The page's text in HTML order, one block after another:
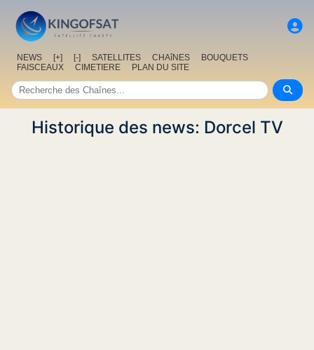
NEWS [+] [-] SATELLITES CHAîNES
BOUQUETS
FAISCEAUX
CIMETIERE PLAN DU SITE
Historique des news: Dorcel TV